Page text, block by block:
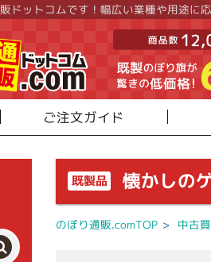
ドットコムです！幅広い業種や用途に
ご注文ガイド
既製品 懐かしの
のぼり通販.comTOP > 中古